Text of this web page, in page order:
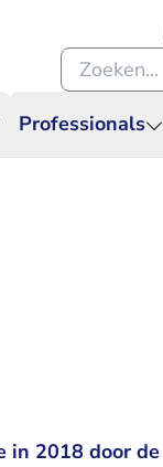
Professionals
Zoeken
in 2018 door de